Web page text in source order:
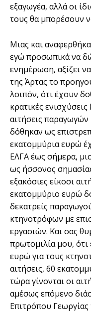
εξαγωγέα, αλλά οι
τους θα μπορέσουν
Μιας και
εγώ προσωπικά να
ενημέρωση, αξίζει
της Άρτας το
λοιπόν, ότι έχουν
κρατικές
αιτήσεις
δόθηκαν ως
εκατομμύρια ευρώ
ΕΛΓΑ έως σήμερα,
ως ήσσονος
εξακόσιες είκοσι
εκατομμύριο ευρώ
δεκατρείς
κτηνοτρόφων με
εργασιών. Και σας
πρωτομιλία μου,
ευρώ για τους
αιτήσεις, 60
τώρα γίνονται οι
αμέσως επόμενο
Επιτρόπου